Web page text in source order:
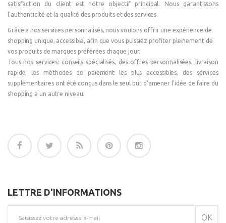
satisfaction du client est notre objectif principal. Nous garantissons
l'authenticité et la qualité des produits et des services.
Grâce a nos services personnalisés, nous voulons offrir une expérience de
shopping unique, accessible, afin que vous puissiez profiter pleinement de
vos produits de marques préférées chaque jour.
Tous nos services: conseils spécialisés, des offres personnalisées, livraison
rapide, les méthodes de paiement les plus accessibles, des services
supplémentaires ont été conçus dans le seul but d'amener l'idée de faire du
shopping a un autre niveau.
LETTRE D'INFORMATIONS
OK